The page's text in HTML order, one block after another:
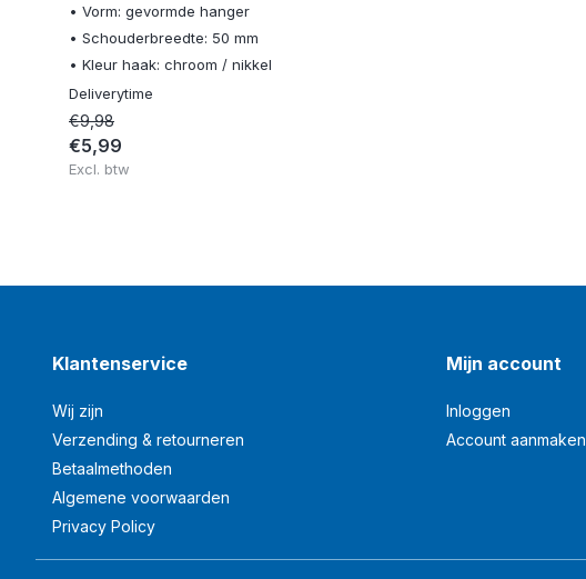
• Vorm: gevormde hanger
• Schouderbreedte: 50 mm
• Kleur haak: chroom / nikkel
Deliverytime
€9,98
€5,99
Excl. btw
Klantenservice
Wij zijn
Verzending & retourneren
Betaalmethoden
Algemene voorwaarden
Privacy Policy
Mijn account
Inloggen
Account aanmaken